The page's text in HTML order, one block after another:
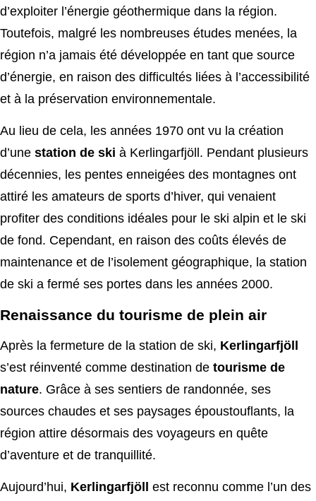
d’exploiter l’énergie géothermique dans la région.
Toutefois, malgré les nombreuses études menées, la
région n’a jamais été développée en tant que source
d’énergie, en raison des difficultés liées à l’accessibilité
et à la préservation environnementale.
Au lieu de cela, les années 1970 ont vu la création
d’une station de ski à Kerlingarfjöll. Pendant plusieurs
décennies, les pentes enneigées des montagnes ont
attiré les amateurs de sports d’hiver, qui venaient
profiter des conditions idéales pour le ski alpin et le ski
de fond. Cependant, en raison des coûts élevés de
maintenance et de l’isolement géographique, la station
de ski a fermé ses portes dans les années 2000.
Renaissance du tourisme de plein air
Après la fermeture de la station de ski, Kerlingarfjöll
s’est réinventé comme destination de tourisme de
nature. Grâce à ses sentiers de randonnée, ses
sources chaudes et ses paysages époustouflants, la
région attire désormais des voyageurs en quête
d’aventure et de tranquillité.
Aujourd’hui, Kerlingarfjöll
est reconnu comme l’un des